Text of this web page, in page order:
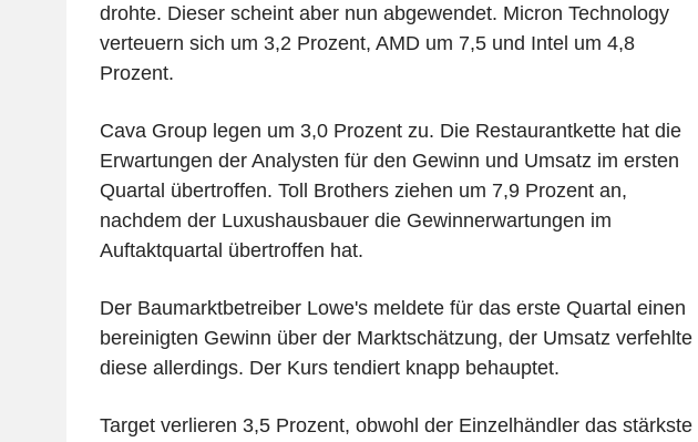
drohte. Dieser scheint aber nun abgewendet. Micron Technology
verteuern sich um 3,2 Prozent, AMD um 7,5 und Intel um 4,8
Prozent.
Cava Group legen um 3,0 Prozent zu. Die Restaurantkette hat die
Erwartungen der Analysten für den Gewinn und Umsatz im ersten
Quartal übertroffen. Toll Brothers ziehen um 7,9 Prozent an,
nachdem der Luxushausbauer die Gewinnerwartungen im
Auftaktquartal übertroffen hat.
Der Baumarktbetreiber Lowe's meldete für das erste Quartal einen
bereinigten Gewinn über der Marktschätzung, der Umsatz verfehlte
diese allerdings. Der Kurs tendiert knapp behauptet.
Target verlieren 3,5 Prozent, obwohl der Einzelhändler das stärkste